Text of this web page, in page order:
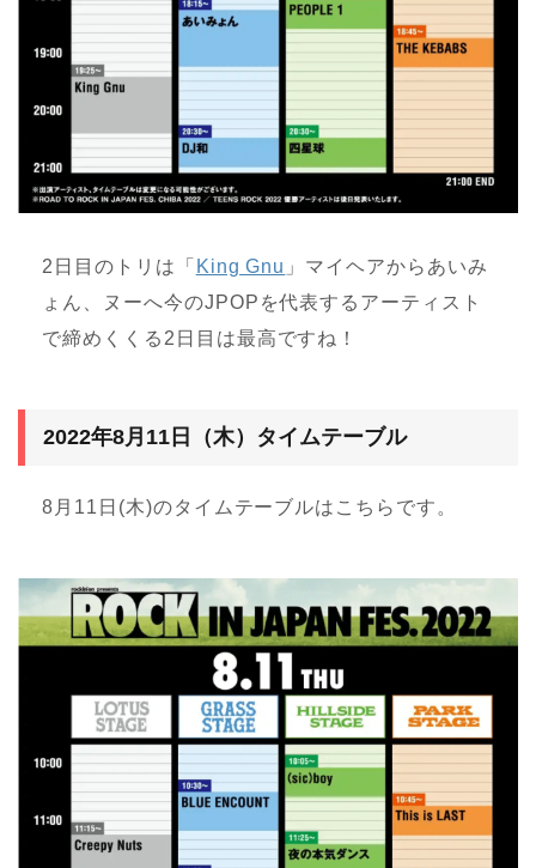
2日目のトリは「 King Gnu 」マイヘアからあいみ
ょん、ヌーへ今のJPOPを代表するアーティスト
で締めくくる2日目は最高ですね！
2022年8月11日（木）タイムテーブル
8月11日(木)のタイムテーブルはこちらです。